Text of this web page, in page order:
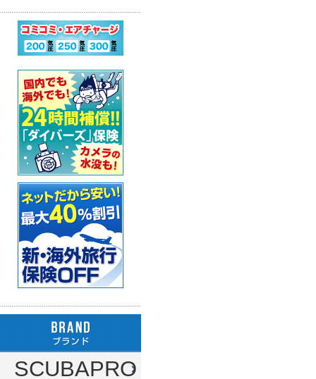
ログタンク
保護アイテム
フラッグ
防水アイテム
その他
パーツ・その他
シャフト
シャフトアクセサリー
スリングゴム
モリ先
ウィッシュボン
ライン
バンジー
リール
パーツ・アクセサリー
フロート
ストリンガー
ラインワインダー
コンプレッサー本体
ステッカー
超音波洗浄機
超音波洗浄機
アクセサリー・その他
その他
オクトパス
ゲージ
BCジャケット
オクトパスインフレーター
（AIR-2等）
インフレーター
セット
マスク
スノーケル
フィン
ブーツ
グローブ
セット
スーツ
ウェットスーツ
ドライスーツ
フード・ベスト
ボートコート
バッグ
メッシュバッグ
キャスター・キャリーバッグ
ハードケース
ウォータープルーフバッグ
ペリカンケース
レギュレターバッグ
スーツバッグ
その他
アクセサリー
ナイフ
カラビナ・フック
ホース、ゲージ、オクトパス
ホルダー
スレート
指示棒
マスク曇り止め
ベル・シェーカー
リール
その他
水中ライト
ウェイト
セーフティーグッズ
フロート・シグナルブイ
ホーン・ブザー
ライフジャケット
アクセサリー・その他
タンク
簡易潜水器具
水中銃(スピアガン)・手モリ関
その他
ゲージ オーバーホール
インフレーターオクトパス
インフレーター オーバーホー
BC（インフレーター含む）オ
ーバーホール
タンク耐圧検査
タンクバルブ オーバーホール
ダイブコンピューター バッテ
リー交換
エアチャージ
ドライスーツ
キッズ用ウェットスーツ
重器材セット
スノーケリング3点セット
スノーケリングセット
レギュレター
BCジャケット
ゲージ
オクトパス
ダイブコンピューター
タンク（4・8・10L）
タンク（12・14L）
SCUBAPRO